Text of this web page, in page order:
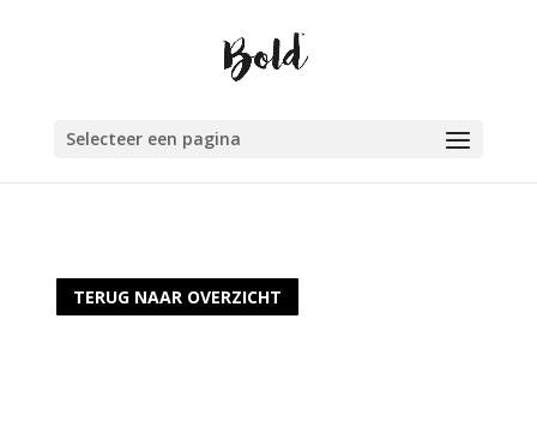
Selecteer een pagina
TERUG NAAR OVERZICHT